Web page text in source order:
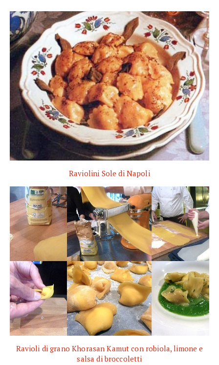
Raviolini Sole di Napoli
Ravioli di grano Khorasan Kamut con robiola, limone e
salsa di broccoletti